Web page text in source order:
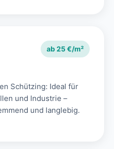
ab 25 €/m²
Schützing: Ideal für
und Industrie –
und langlebig.